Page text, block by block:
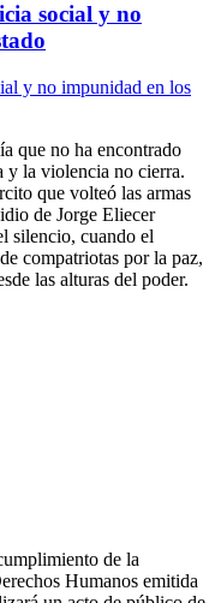
social y no
que no ha encontrado
y la violencia no cierra.
que volteó las armas
de Jorge Eliecer
silencio, cuando el
compatriotas por la paz,
las alturas del poder.
de la
Humanos emitida